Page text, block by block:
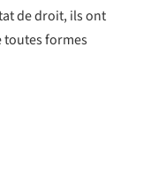
de droit, ils ont
formes